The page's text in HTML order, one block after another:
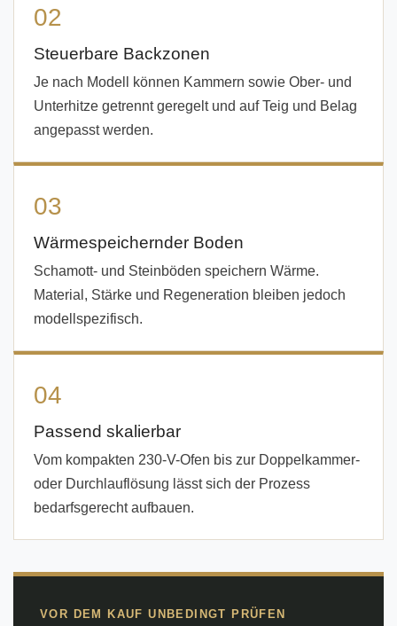
02
Steuerbare Backzonen
Je nach Modell können Kammern sowie Ober- und
Unterhitze getrennt geregelt und auf Teig und Belag
angepasst werden.
03
Wärmespeichernder Boden
Schamott- und Steinböden speichern Wärme.
Material, Stärke und Regeneration bleiben jedoch
modellspezifisch.
04
Passend skalierbar
Vom kompakten 230-V-Ofen bis zur Doppelkammer-
oder Durchlauflösung lässt sich der Prozess
bedarfsgerecht aufbauen.
VOR DEM KAUF UNBEDINGT PRÜFEN